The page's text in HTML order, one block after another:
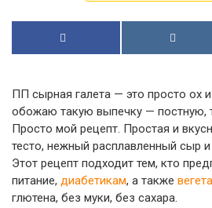
ПП сырная галета — это просто ох
обожаю такую выпечку — постную,
Просто мой рецепт. Простая и
тесто, нежный расплавленный сыр
Этот рецепт подходит тем, кто
питание, диабетикам, а также
глютена, без муки, без сахара.